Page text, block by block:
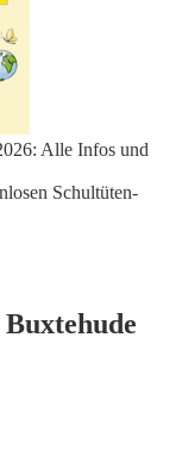
Alle Infos und
Schultüten-